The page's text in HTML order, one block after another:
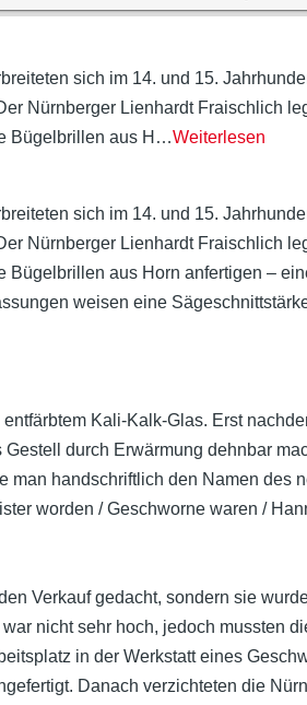
sich im 14. und 15.
Nürnberger Lienhardt Fraischlich
Bügelbrillen aus H …Weiterlesen
sich im 14. und 15.
Nürnberger Lienhardt Fraischlich
Bügelbrillen aus Horn anfertigen –
weisen eine
Kali-Kalk-Glas. Erst
durch Erwärmung dehnbar
handschriftlich den Namen des
worden / Geschworne waren /
Verkauf gedacht, sondern sie
nicht sehr hoch, jedoch mussten
in der Werkstatt eines
Danach verzichteten die